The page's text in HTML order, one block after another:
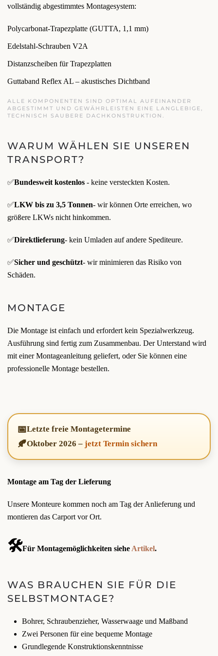
vollständig abgestimmtes Montagesystem:
Polycarbonat-Trapezplatte (GUTTA, 1,1 mm)
Edelstahl-Schrauben V2A
Distanzscheiben für Trapezplatten
Guttaband Reflex AL – akustisches Dichtband
ALLE KOMPONENTEN SIND OPTIMAL AUFEINANDER
ABGESTIMMT UND GEWÄHRLEISTEN EINE LANGLEBIGE,
TECHNISCH SAUBERE DACHKONSTRUKTION.
WARUM WÄHLEN SIE UNSEREN
TRANSPORT?
✅Bundesweit kostenlos - keine versteckten Kosten.
✅LKW bis zu 3,5 Tonnen- wir können Orte erreichen, wo
größere LKWs nicht hinkommen.
✅Direktlieferung- kein Umladen auf andere Spediteure.
✅Sicher und geschützt- wir minimieren das Risiko von
Schäden.
MONTAGE
Die Montage ist einfach und erfordert kein Spezialwerkzeug.
Ausführung sind fertig zum Zusammenbau. Der Unterstand wird
mit einer Montageanleitung geliefert, oder Sie können eine
professionelle Montage bestellen.
📅Letzte freie Montagetermine
🍂Oktober 2026 – jetzt Termin sichern
Montage am Tag der Lieferung
Unsere Monteure kommen noch am Tag der Anlieferung und
montieren das Carport vor Ort.
🛠️Für Montagemöglichkeiten siehe Artikel.
WAS BRAUCHEN SIE FÜR DIE
SELBSTMONTAGE?
Bohrer, Schraubenzieher, Wasserwaage und Maßband
Zwei Personen für eine bequeme Montage
Grundlegende Konstruktionskenntnisse